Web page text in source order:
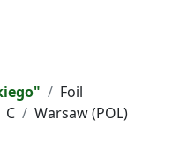
Foil
C
Warsaw (POL)